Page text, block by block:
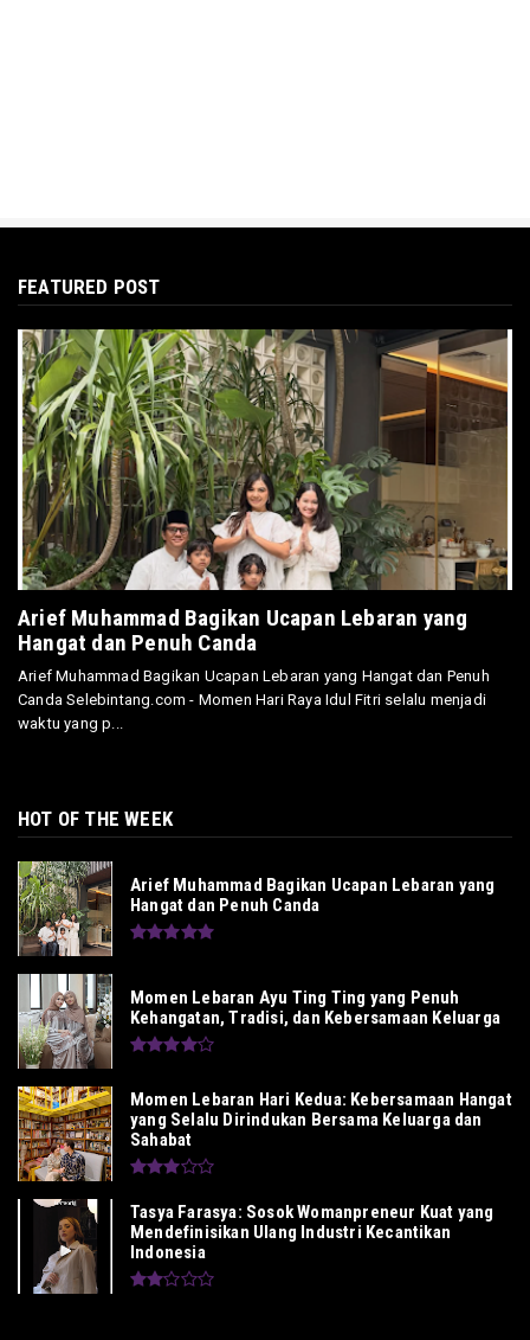
FEATURED POST
Arief Muhammad Bagikan Ucapan Lebaran yang
Hangat dan Penuh Canda
Arief Muhammad Bagikan Ucapan Lebaran yang Hangat dan Penuh
Canda Selebintang.com - Momen Hari Raya Idul Fitri selalu menjadi
waktu yang p...
HOT OF THE WEEK
Arief Muhammad Bagikan Ucapan Lebaran yang
Hangat dan Penuh Canda
Momen Lebaran Ayu Ting Ting yang Penuh
Kehangatan, Tradisi, dan Kebersamaan Keluarga
Momen Lebaran Hari Kedua: Kebersamaan Hangat
yang Selalu Dirindukan Bersama Keluarga dan
Sahabat
Tasya Farasya: Sosok Womanpreneur Kuat yang
Mendefinisikan Ulang Industri Kecantikan
Indonesia